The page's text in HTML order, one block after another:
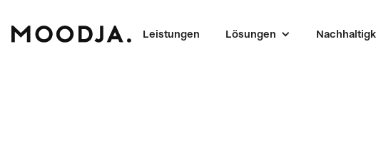
Leistungen Lösungen